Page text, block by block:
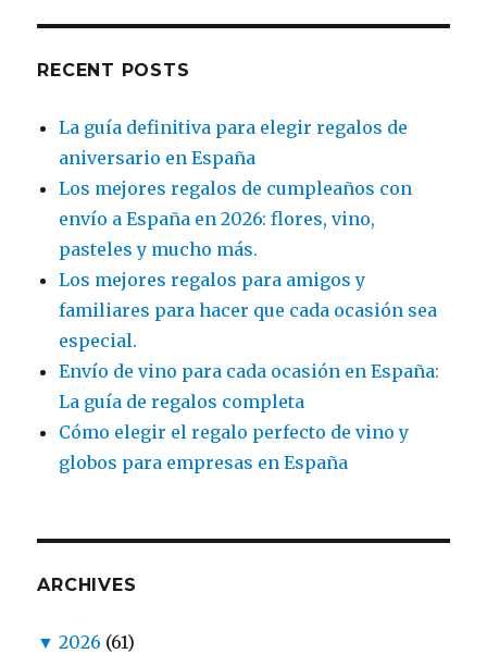
RECENT POSTS
La guía definitiva para elegir regalos de
aniversario en España
Los mejores regalos de cumpleaños con
envío a España en 2026: flores, vino,
pasteles y mucho más.
Los mejores regalos para amigos y
familiares para hacer que cada ocasión sea
especial.
Envío de vino para cada ocasión en España:
La guía de regalos completa
Cómo elegir el regalo perfecto de vino y
globos para empresas en España
ARCHIVES
▼ 2026 (61)